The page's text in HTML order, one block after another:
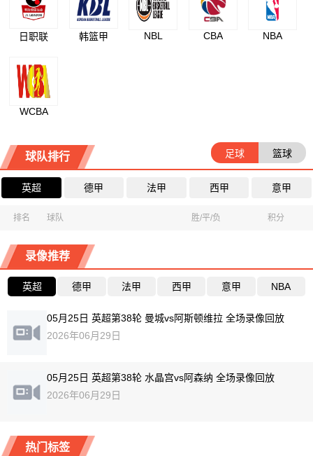
日职联 韩篮甲 NBL CBA NBA
WCBA
球队排行 足球 篮球
英超 德甲 法甲 西甲 意甲
排名 球队 胜/平/负 积分
录像推荐
英超 德甲 法甲 西甲 意甲 NBA
05月25日 英超第38轮 曼城vs阿斯顿维拉 全场录像回放
2026年06月29日
05月25日 英超第38轮 水晶宫vs阿森纳 全场录像回放
2026年06月29日
热门标签